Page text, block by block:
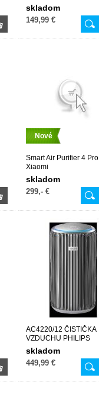
skladom
149,99 €
Nové
Smart Air Purifier 4 Pro
Xiaomi
skladom
299,- €
AC4220/12 ČISTIČKA
VZDUCHU PHILIPS
skladom
449,99 €